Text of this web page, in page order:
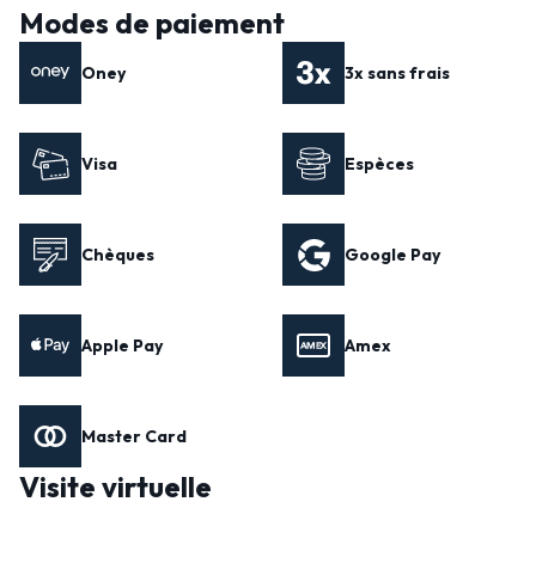
Modes de paiement
Oney 3x sans frais
Visa Espèces
Chèques Google Pay
Apple Pay Amex
Master Card
Visite virtuelle